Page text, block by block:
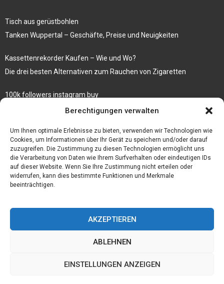
Berechtigungen verwalten
Um Ihnen optimale Erlebnisse zu bieten, verwenden wir Technologien wie
Cookies, um Informationen über Ihr Gerät zu speichern und/oder darauf
zuzugreifen. Die Zustimmung zu diesen Technologien ermöglicht uns
die Verarbeitung von Daten wie Ihrem Surfverhalten oder eindeutigen IDs
auf dieser Website. Wenn Sie Ihre Zustimmung nicht erteilen oder
widerrufen, kann dies bestimmte Funktionen und Merkmale
beeinträchtigen.
AKZEPTIEREN
ABLEHNEN
EINSTELLUNGEN ANZEIGEN
Tisch aus gerüstbohlen
Tanken Wuppertal – Geschäfte, Preise und Neuigkeiten
Kassettenrekorder Kaufen – Wie und Wo?
Die drei besten Alternativen zum Rauchen von Zigaretten
100k followers instagram buy
Rezepte für gekochte Süßkartoffeln
Gönnen Sie sich bedruckte Fliesen mit einem eigenen Bild